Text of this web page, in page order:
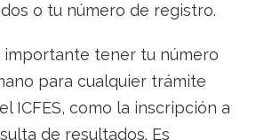
o tu número de registro.
importante tener tu número
para cualquier trámite
ICFES, como la inscripción a
de resultados. Es